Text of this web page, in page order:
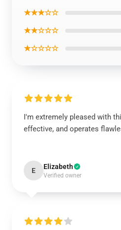
★★★☆☆
★★☆☆☆
★☆☆☆☆
I'm extremely pleased with
effective, and operates
E Elizabeth
Verified owner